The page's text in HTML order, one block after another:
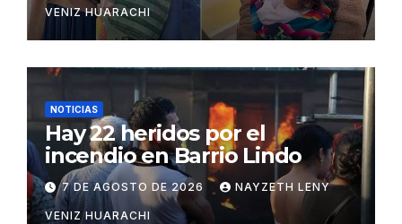
VENIZ HUARACHI
NOTICIAS
Hay 22 heridos por el
incendio en Barrio Lindo
7 DE AGOSTO DE 2026 NAYZETH LENY
VENIZ HUARACHI